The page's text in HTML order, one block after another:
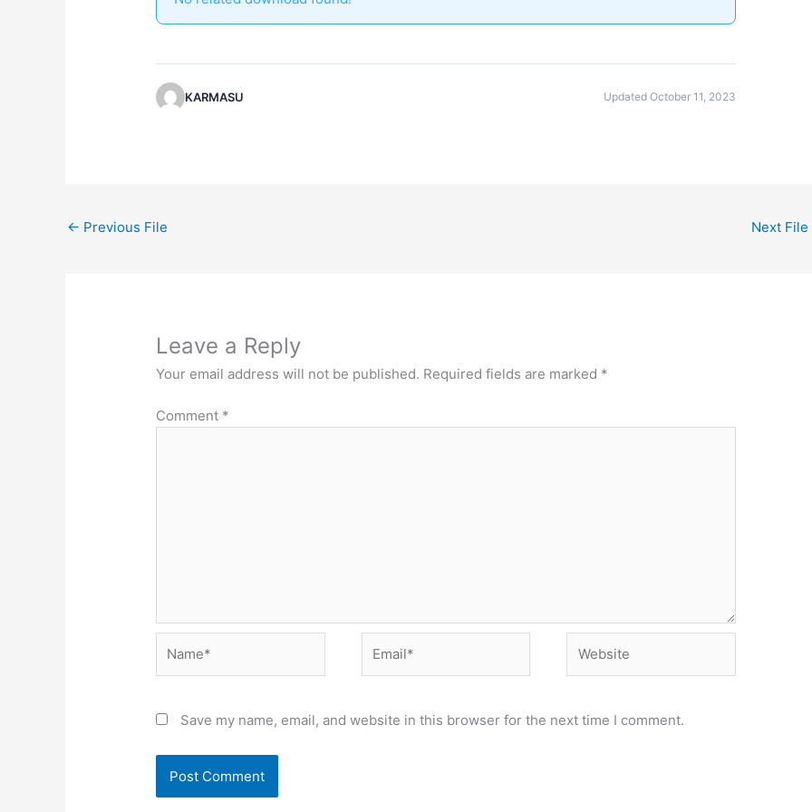
KARMASU Updated October 11, 2023
← Previous File Next File
Leave a Reply
Your email address will not be published. Required fields are marked *
Comment *
Save my name, email, and website in this browser for the next time I comment.